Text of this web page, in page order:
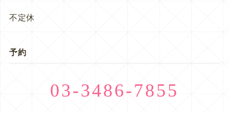
不定休
予約
03-3486-7855